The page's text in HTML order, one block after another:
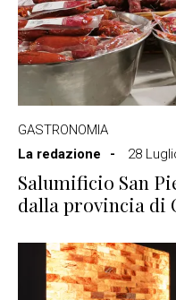
GASTRONOMIA
La redazione
28
Salumificio San
dalla provincia di